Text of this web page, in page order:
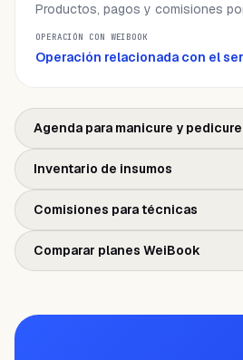
Productos, pagos y comisiones
Operación relacionada con el
Agenda para manicure y pedicure
Inventario de insumos
Comisiones para técnicas
Comparar planes WeiBook